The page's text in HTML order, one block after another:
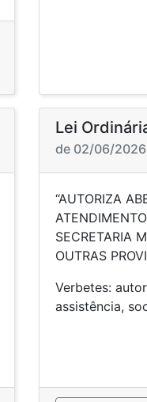
Lei
de 02/06/2026
“AUTORIZA
SECRETARIA
OUTRAS
Verbetes: